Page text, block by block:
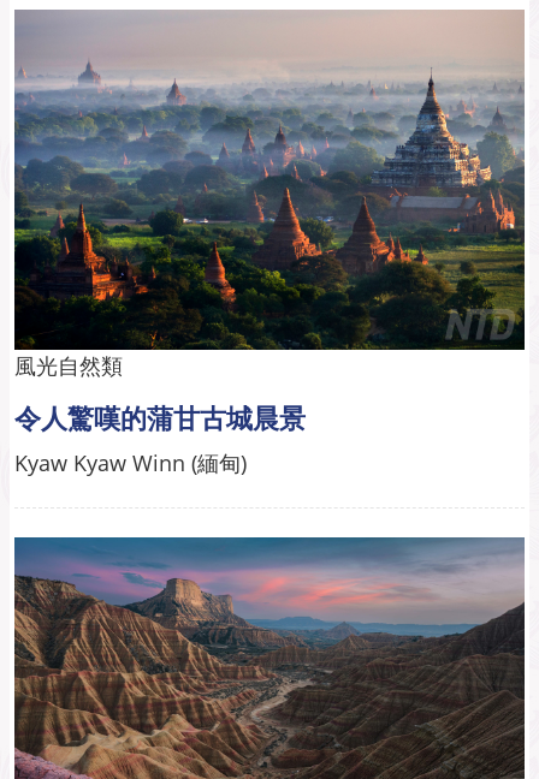
風光自然類
令人驚嘆的蒲甘古城晨景
Kyaw Kyaw Winn (緬甸)